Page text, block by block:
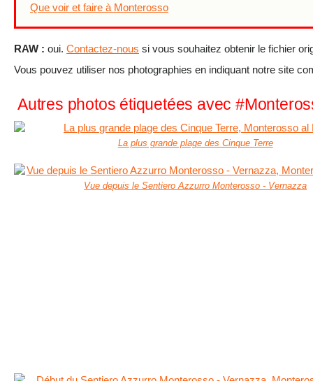
Que voir et faire à Monterosso
RAW : oui. Contactez-nous si vous souhaitez obtenir le fichier
Vous pouvez utiliser nos photographies en indiquant notre site
Autres photos étiquetées avec
La plus grande plage des Cinque Terre
Vue depuis le Sentiero Azzurro Monterosso - Vernazza